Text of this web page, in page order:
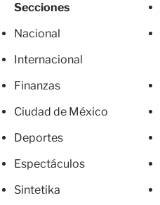
Secciones
Nacional
Internacional
Finanzas
Ciudad de México
Deportes
Espectáculos
Sintetika